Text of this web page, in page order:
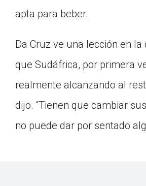
apta para beber.
Da Cruz ve una lección en la
que Sudáfrica, por primera
realmente alcanzando al
dijo. “Tienen que cambiar
no puede dar por sentado